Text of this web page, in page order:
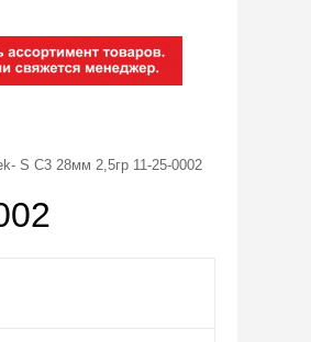
S C3 28мм 2,5гр 11-25-0002